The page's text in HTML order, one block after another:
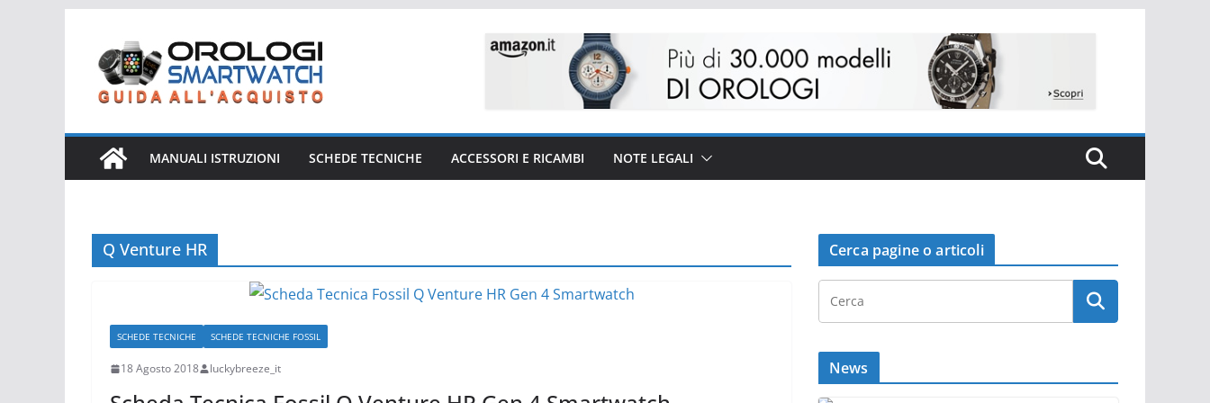
contenuto
MANUALI ISTRUZIONI SCHEDE TECNICHE ACCESSORI E RICAMBI NOTE LEGALI
Q Venture HR
SCHEDE TECNICHE SCHEDE TECNICHE FOSSIL
18 Agosto 2018 luckybreeze_it
Cerca pagine o articoli
News